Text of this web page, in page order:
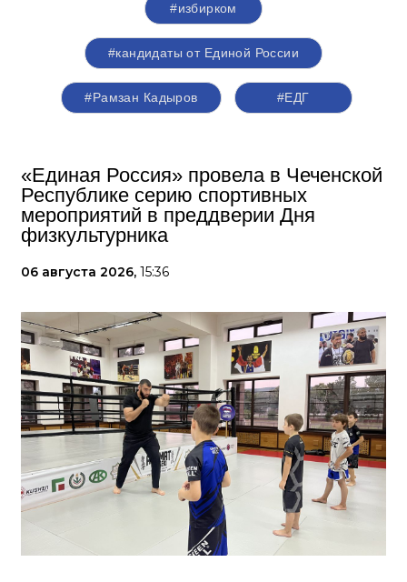
#избирком
#кандидаты от Единой России
#Рамзан Кадыров #ЕДГ
«Единая Россия» провела в Чеченской
Республике серию спортивных
мероприятий в преддверии Дня
физкультурника
06 августа 2026, 15:36